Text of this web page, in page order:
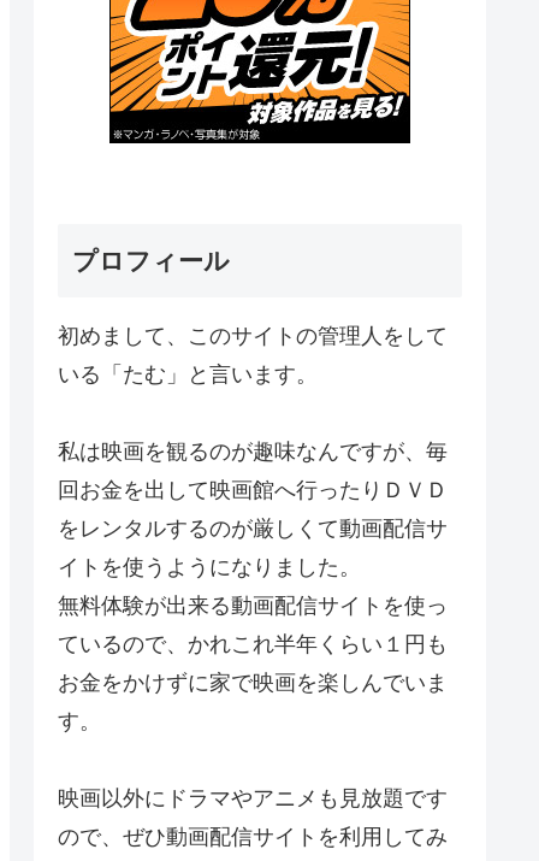
プロフィール
初めまして、このサイトの管理人をして
いる「たむ」と言います。
私は映画を観るのが趣味なんですが、毎
回お金を出して映画館へ行ったりＤＶＤ
をレンタルするのが厳しくて動画配信サ
イトを使うようになりました。
無料体験が出来る動画配信サイトを使っ
ているので、かれこれ半年くらい１円も
お金をかけずに家で映画を楽しんでいま
す。
映画以外にドラマやアニメも見放題です
ので、ぜひ動画配信サイトを利用してみ